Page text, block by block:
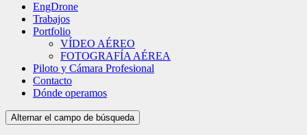
EngDrone
Trabajos
Portfolio
VÍDEO AÉREO
FOTOGRAFÍA AÉREA
Piloto y Cámara Profesional
Contacto
Dónde operamos
Alternar el campo de búsqueda